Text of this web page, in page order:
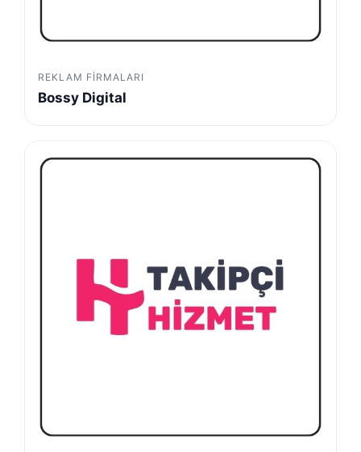
REKLAM FIRMALARI
Bossy Digital